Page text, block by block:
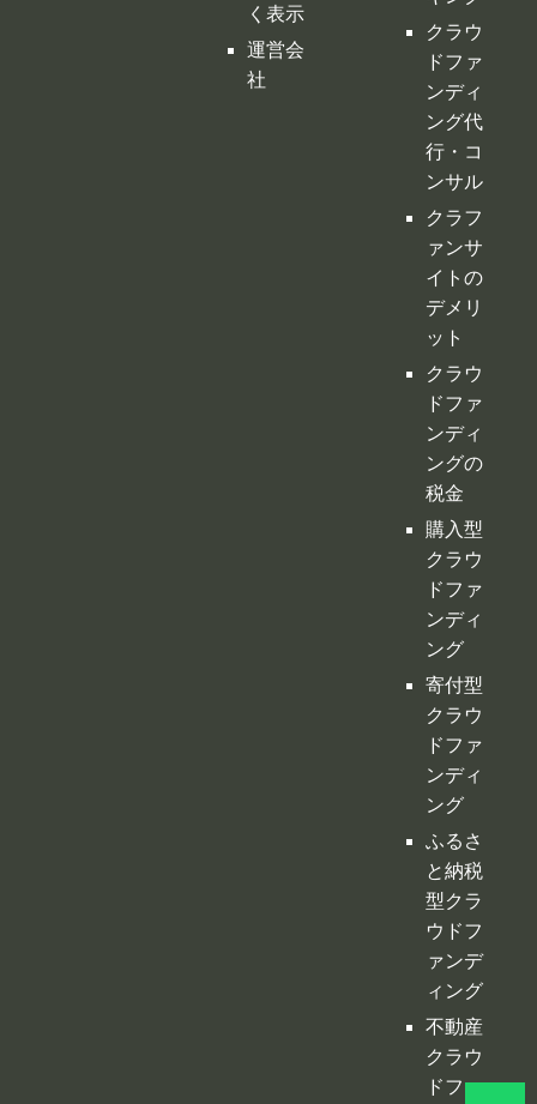
クラフ
ァンサ
イトの
デメリ
ット
クラウ
ドファ
ンディ
ングの
税金
購入型
クラウ
ドファ
ンディ
ング
寄付型
クラウ
ドファ
ンディ
ング
ふるさ
と納税
型クラ
ウドフ
ァンデ
ィング
不動産
クラウ
ドファ
ンディ
ング
投資型
クラウ
ドファ
ンディ